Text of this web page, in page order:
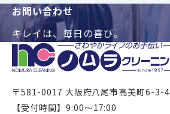
お問い合わせ
キレイは、毎日の喜び。
〒581-0017 大阪府八尾市高美町6-3-4
【受付時間】9:00～17:00